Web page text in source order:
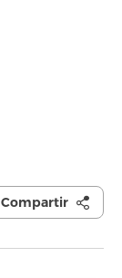
Compartir